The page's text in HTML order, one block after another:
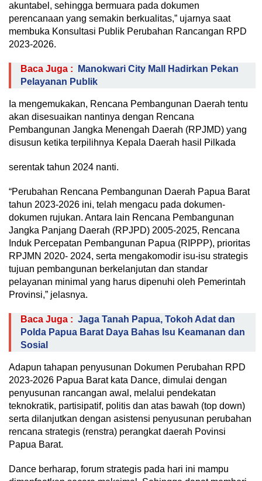
akuntabel, sehingga bermuara pada dokumen
perencanaan yang semakin berkualitas,” ujarnya saat
membuka Konsultasi Publik Perubahan Rancangan RPD
2023-2026.
Baca Juga :
Manokwari City Mall Hadirkan Pekan
Pelayanan Publik
Ia mengemukakan, Rencana Pembangunan Daerah tentu
akan disesuaikan nantinya dengan Rencana
Pembangunan Jangka Menengah Daerah (RPJMD) yang
disusun ketika terpilihnya Kepala Daerah hasil Pilkada
serentak tahun 2024 nanti.
“Perubahan Rencana Pembangunan Daerah Papua Barat
tahun 2023-2026 ini, telah mengacu pada dokumen-
dokumen rujukan. Antara lain Rencana Pembangunan
Jangka Panjang Daerah (RPJPD) 2005-2025, Rencana
Induk Percepatan Pembangunan Papua (RIPPP), prioritas
RPJMN 2020- 2024, serta mengakomodir isu-isu strategis
tujuan pembangunan berkelanjutan dan standar
pelayanan minimal yang harus dipenuhi oleh Pemerintah
Provinsi,” jelasnya.
Baca Juga : Jaga Tanah Papua, Tokoh Adat dan
Polda Papua Barat Daya Bahas Isu Keamanan dan
Sosial
Adapun tahapan penyusunan Dokumen Perubahan RPD
2023-2026 Papua Barat kata Dance, dimulai dengan
penyusunan rancangan awal, melalui pendekatan
teknokratik, partisipatif, politis dan atas bawah (top down)
serta dilanjutkan dengan asistensi penyusunan perubahan
rencana strategis (renstra) perangkat daerah Povinsi
Papua Barat.
Dance berharap, forum strategis pada hari ini mampu